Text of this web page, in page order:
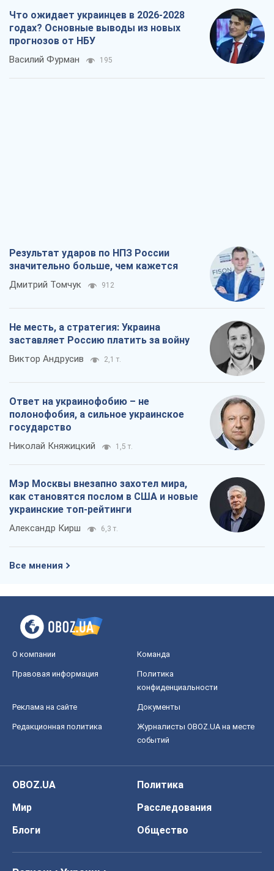
Что ожидает украинцев в 2026-2028
годах? Основные выводы из новых
прогнозов от НБУ
Василий Фурман 195
Результат ударов по НПЗ России
значительно больше, чем кажется
Дмитрий Томчук 912
Не месть, а стратегия: Украина
заставляет Россию платить за войну
Виктор Андрусив 2,1 т.
Ответ на украинофобию – не
полонофобия, а сильное украинское
государство
Николай Княжицкий 1,5 т.
Мэр Москвы внезапно захотел мира,
как становятся послом в США и новые
украинские топ-рейтинги
Александр Кирш 6,3 т.
Все мнения
О компании Команда
Правовая информация
Политика
конфиденциальности
Реклама на сайте Документы
Редакционная политика
Журналисты OBOZ.UA на месте
событий
OBOZ.UA
Политика
Мир
Расследования
Блоги
Общество